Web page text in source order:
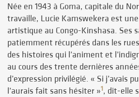
Née en 1943 à Goma, capitale du
travaille, Lucie Kamswekera est
artistique au Congo-Kinshasa. Ses
patiemment récupérés dans les
des histoires qui l’animent et
au cours des trente dernières
d’expression privilégié. « Si j’avais
l’aurais fait sans hésiter »1, dit-elle